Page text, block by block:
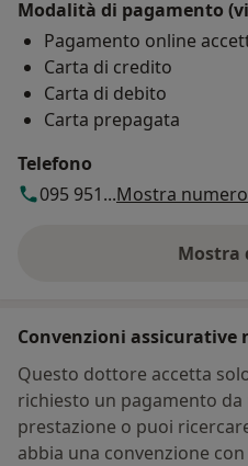
Modalità di pagamento
Pagamento online
Carta di credito
Carta di debito
Carta prepagata
Telefono
095 951...Mostra
Mostra
Convenzioni assicurative
Questo dottore accetta
richiesto un pagamento
prestazione o puoi
abbia una convenzione